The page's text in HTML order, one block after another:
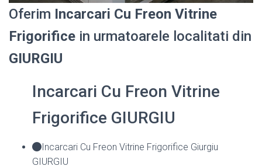
Oferim Incarcari Cu Freon Vitrine
Frigorifice in urmatoarele localitati din
GIURGIU
Incarcari Cu Freon Vitrine
Frigorifice GIURGIU
Incarcari Cu Freon Vitrine Frigorifice Giurgiu
GIURGIU